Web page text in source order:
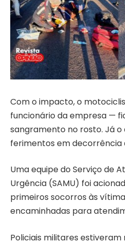
Com o impacto, o
funcionário da empresa —
sangramento no rosto. Já
ferimentos em decorrência
Uma equipe do Serviço de
Urgência (SAMU) foi
primeiros socorros às
encaminhadas para
Policiais militares estiveram